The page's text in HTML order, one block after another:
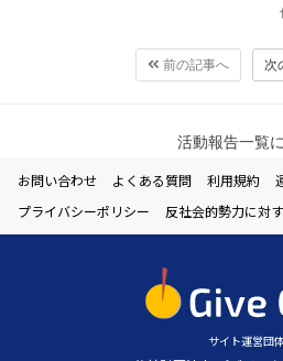
前の記事へ 次
活動報告一覧
お問い合わせ よくある質問 利用規約
プライバシーポリシー
反社会的勢力に対
サイト運営団体